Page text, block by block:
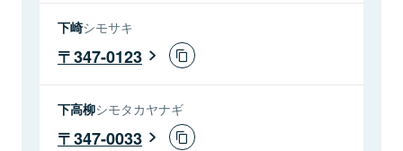
下崎シモサキ
347-0123
下高柳シモタカヤナギ
347-0033